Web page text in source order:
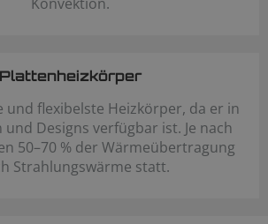
Plattenheizkörper
und flexibelste Heizkörper, da er in
Designs verfügbar ist. Je nach
50–70 % der Wärmeübertragung
Strahlungswärme statt.